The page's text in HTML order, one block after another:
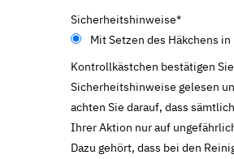
Sicherheitshinweise*
Mit Setzen des Häkchens
Kontrollkästchen bestätigen
Sicherheitshinweise gelesen
achten Sie darauf, dass
Ihrer Aktion nur auf
Dazu gehört, dass bei den